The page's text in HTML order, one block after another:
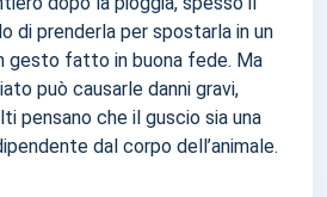
di prenderla per spostarla in un
gesto fatto in buona fede. Ma
può causarle danni gravi,
pensano che il guscio sia una
dal corpo dell’animale.